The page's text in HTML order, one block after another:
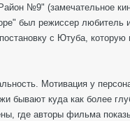
№9" (замечательное
был режиссер любитель
с Ютуба, которую
Мотивация у
бывают куда как более
где авторы фильма